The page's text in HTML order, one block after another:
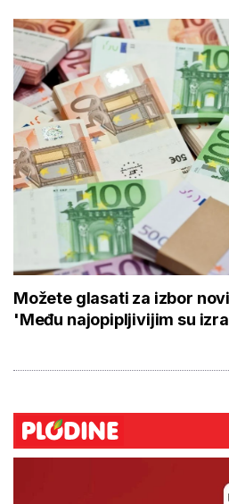
Možete glasati za izbor
'Među najopipljivijim su